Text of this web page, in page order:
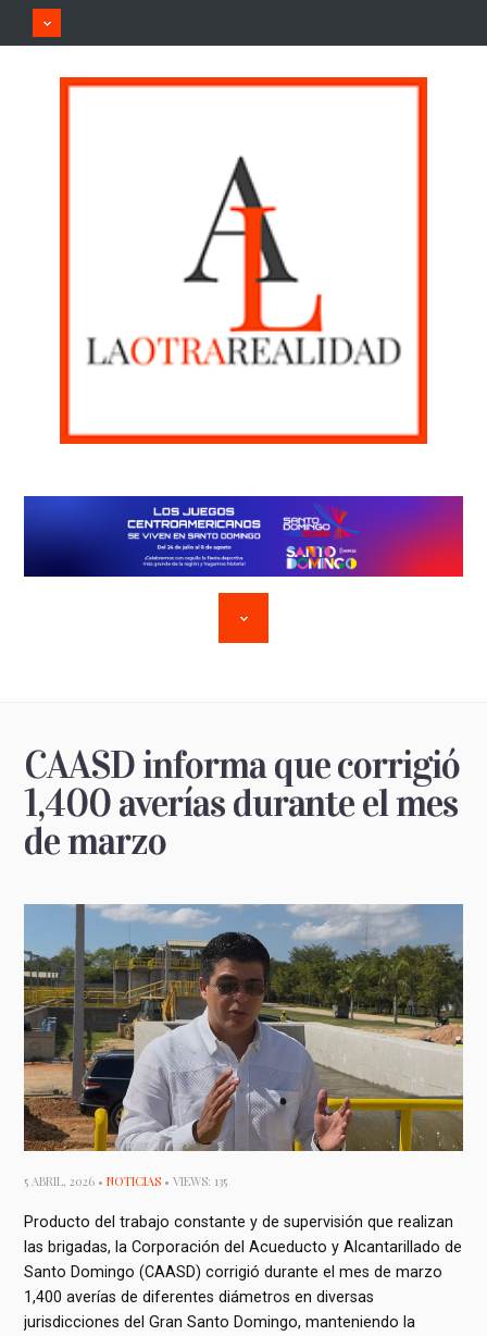
CAASD informa que corrigió
1,400 averías durante el mes
de marzo
5 ABRIL, 2026 •NOTICIAS • VIEWS: 135
Producto del trabajo constante y de supervisión que realizan
las brigadas, la Corporación del Acueducto y Alcantarillado de
Santo Domingo (CAASD) corrigió durante el mes de marzo
1,400 averías de diferentes diámetros en diversas
jurisdicciones del Gran Santo Domingo, manteniendo la